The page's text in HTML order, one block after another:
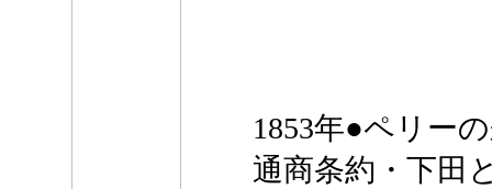
1853年●ペリー
通商条約・下田